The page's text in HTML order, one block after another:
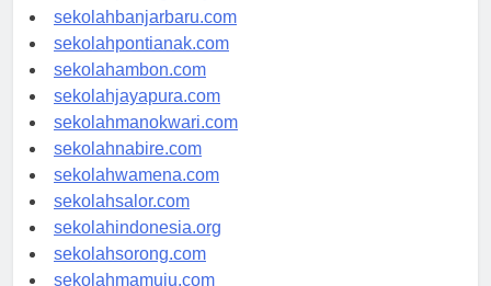
sekolahpalangkaraya.com
sekolahbanjarbaru.com
sekolahpontianak.com
sekolahambon.com
sekolahjayapura.com
sekolahmanokwari.com
sekolahnabire.com
sekolahwamena.com
sekolahsalor.com
sekolahindonesia.org
sekolahsorong.com